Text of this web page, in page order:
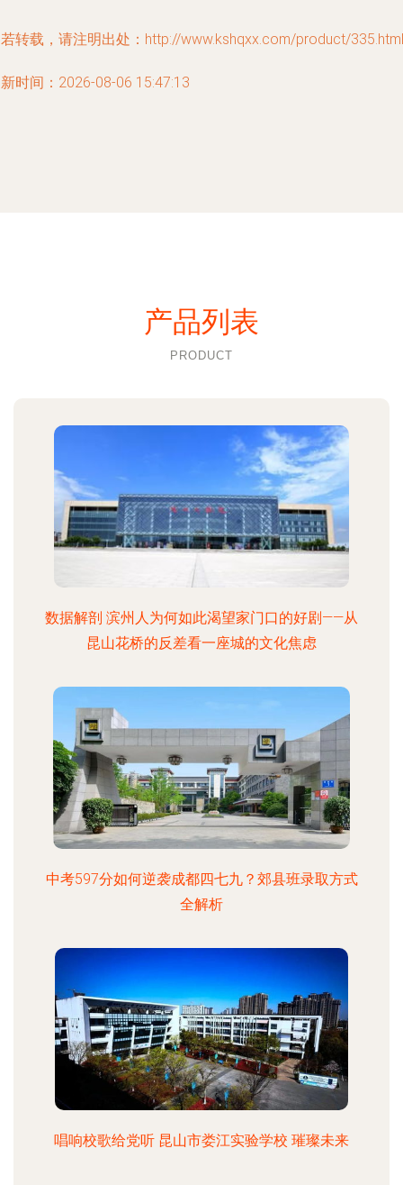
转载，请注明出处：http://www.kshqxx.com/product/335.html
时间：2026-08-06 15:47:13
产品列表
PRODUCT
数据解剖 滨州人为何如此渴望家门口的好剧——从
昆山花桥的反差看一座城的文化焦虑
中考597分如何逆袭成都四七九？郊县班录取方式
全解析
唱响校歌给党听 昆山市娄江实验学校 璀璨未来